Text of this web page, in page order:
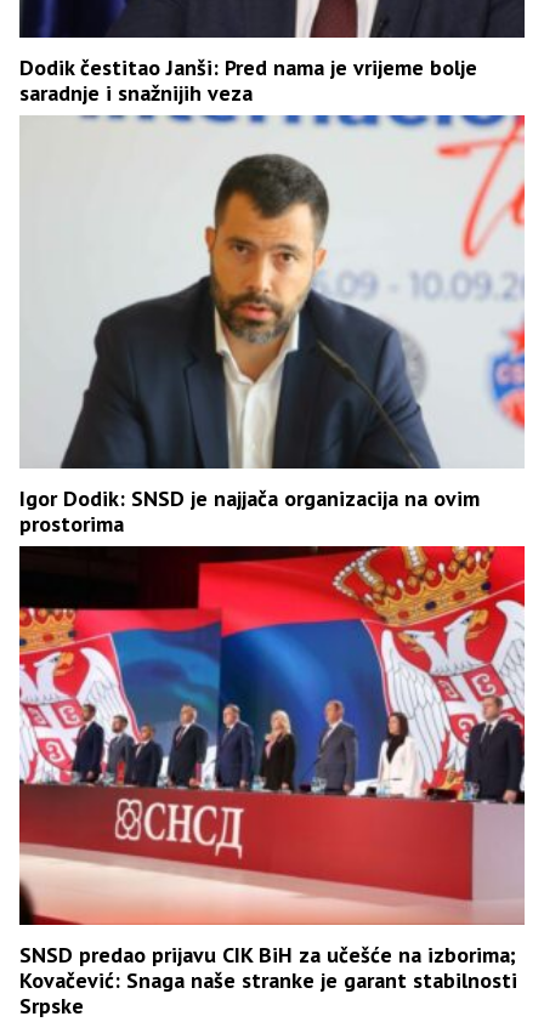
Dodik čestitao Janši: Pred nama je vrijeme bolje
saradnje i snažnijih veza
Igor Dodik: SNSD je najjača organizacija na ovim
prostorima
SNSD predao prijavu CIK BiH za učešće na izborima;
Kovačević: Snaga naše stranke je garant stabilnosti
Srpske